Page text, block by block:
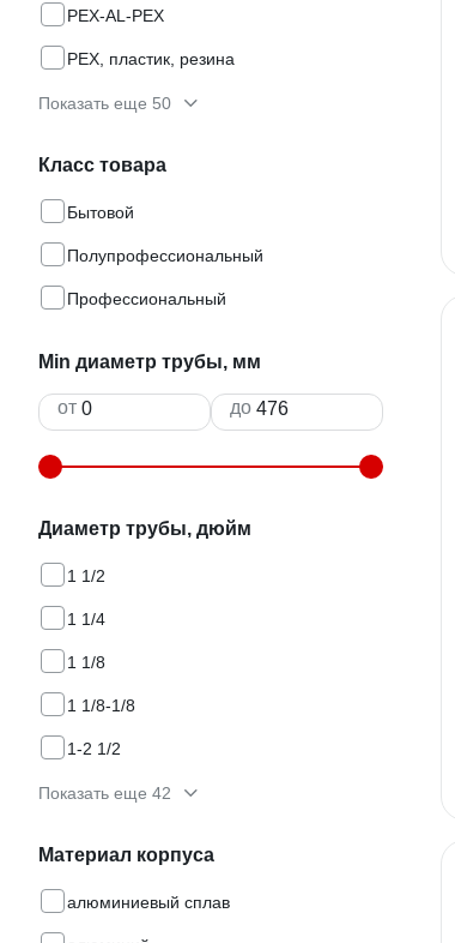
PEX-AL-PEX
PEX, пластик, резина
Показать еще 50
Класс товара
Бытовой
Полупрофессиональный
Профессиональный
Min диаметр трубы, мм
от до
Диаметр трубы, дюйм
1 1/2
1 1/4
1 1/8
1 1/8-1/8
1-2 1/2
Показать еще 42
Материал корпуса
алюминиевый сплав